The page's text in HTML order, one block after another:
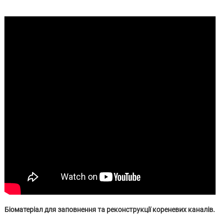
Біоматеріал для заповнення та реконструкції кореневих каналів.